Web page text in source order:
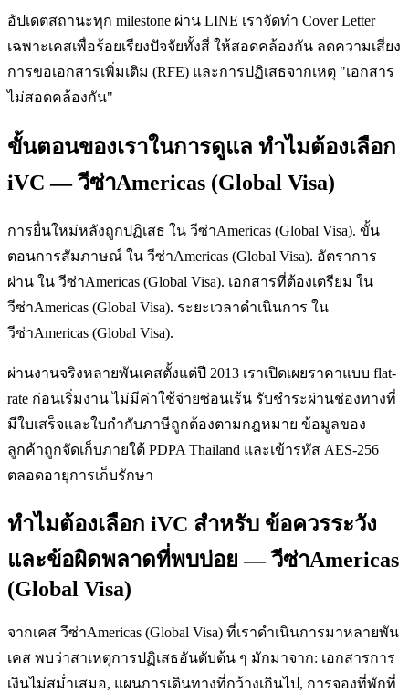
อัปเดตสถานะทุก milestone ผ่าน LINE เราจัดทำ Cover Letter
เฉพาะเคสเพื่อร้อยเรียงปัจจัยทั้งสี่ ให้สอดคล้องกัน ลดความเสี่ยง
การขอเอกสารเพิ่มเติม (RFE) และการปฏิเสธจากเหตุ "เอกสาร
ไม่สอดคล้องกัน"
ขั้นตอนของเราในการดูแล ทำไมต้องเลือก
iVC — วีซ่าAmericas (Global Visa)
การยื่นใหม่หลังถูกปฏิเสธ ใน วีซ่าAmericas (Global Visa). ขั้น
ตอนการสัมภาษณ์ ใน วีซ่าAmericas (Global Visa). อัตราการ
ผ่าน ใน วีซ่าAmericas (Global Visa). เอกสารที่ต้องเตรียม ใน
วีซ่าAmericas (Global Visa). ระยะเวลาดำเนินการ ใน
วีซ่าAmericas (Global Visa).
ผ่านงานจริงหลายพันเคสตั้งแต่ปี 2013 เราเปิดเผยราคาแบบ flat-
rate ก่อนเริ่มงาน ไม่มีค่าใช้จ่ายซ่อนเร้น รับชำระผ่านช่องทางที่
มีใบเสร็จและใบกำกับภาษีถูกต้องตามกฎหมาย ข้อมูลของ
ลูกค้าถูกจัดเก็บภายใต้ PDPA Thailand และเข้ารหัส AES-256
ตลอดอายุการเก็บรักษา
ทำไมต้องเลือก iVC สำหรับ ข้อควรระวัง
และข้อผิดพลาดที่พบบ่อย — วีซ่าAmericas
(Global Visa)
จากเคส วีซ่าAmericas (Global Visa) ที่เราดำเนินการมาหลายพัน
เคส พบว่าสาเหตุการปฏิเสธอันดับต้น ๆ มักมาจาก: เอกสารการ
เงินไม่สม่ำเสมอ, แผนการเดินทางที่กว้างเกินไป, การจองที่พักที่